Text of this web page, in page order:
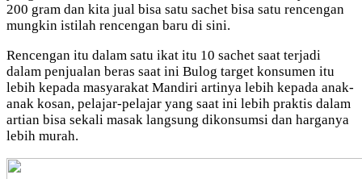
200 gram dan kita jual bisa satu sachet bisa satu rencengan
mungkin istilah rencengan baru di sini.
Rencengan itu dalam satu ikat itu 10 sachet saat terjadi
dalam penjualan beras saat ini Bulog target konsumen itu
lebih kepada masyarakat Mandiri artinya lebih kepada anak-
anak kosan, pelajar-pelajar yang saat ini lebih praktis dalam
artian bisa sekali masak langsung dikonsumsi dan harganya
lebih murah.